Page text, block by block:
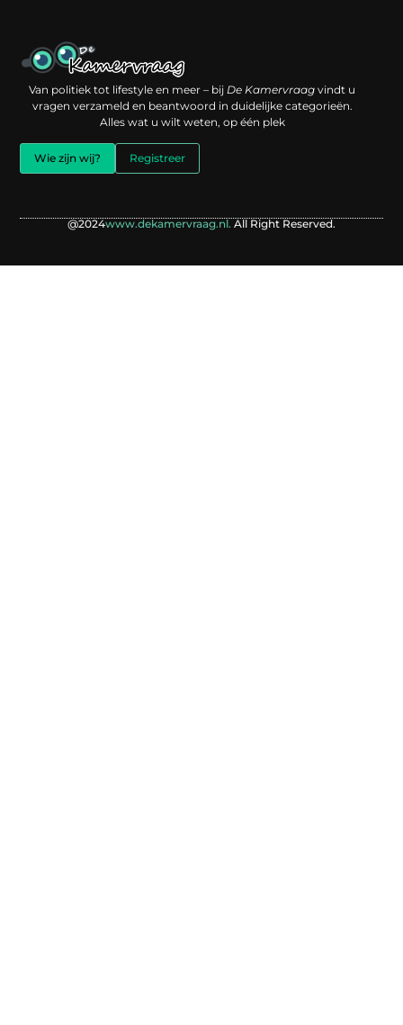
Van politiek tot lifestyle en meer – bij De Kamervraag vindt u
vragen verzameld en beantwoord in duidelijke categorieën.
Alles wat u wilt weten, op één plek
Wie zijn wij? Registreer
@2024www.dekamervraag.nl. All Right Reserved.